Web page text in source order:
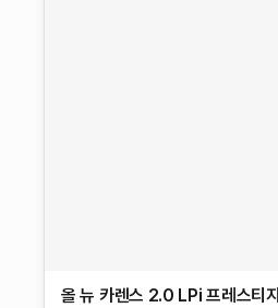
올 뉴 카렌스 2.0 LPi 프레스티지